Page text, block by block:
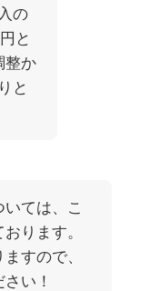
の
と
整か
と
ては、こ
ります。
すので、
い！